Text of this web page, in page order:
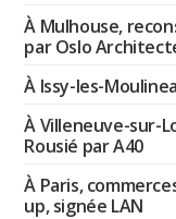
À Mulhouse,
par Oslo
À Issy-les-
À Villeneuve-sur-
Rousié par A40
À Paris,
up, signée LAN